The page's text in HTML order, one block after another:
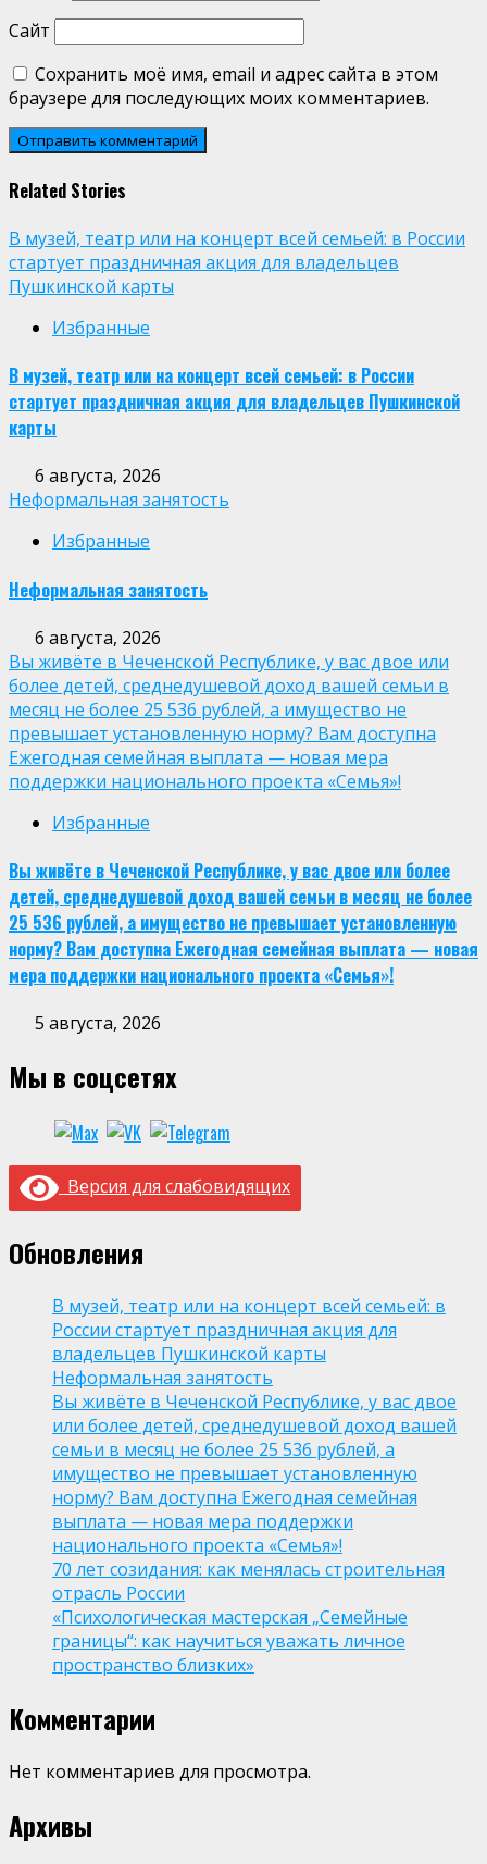
Сайт
Сохранить моё имя, email и адрес сайта в этом
браузере для последующих моих комментариев.
Related Stories
В музей, театр или на концерт всей семьей: в России
стартует праздничная акция для владельцев
Пушкинской карты
Избранные
В музей, театр или на концерт всей семьей: в России
стартует праздничная акция для владельцев Пушкинской
карты
6 августа, 2026
Неформальная занятость
Избранные
Неформальная занятость
6 августа, 2026
Вы живёте в Чеченской Республике, у вас двое или
более детей, среднедушевой доход вашей семьи в
месяц не более 25 536 рублей, а имущество не
превышает установленную норму? Вам доступна
Ежегодная семейная выплата — новая мера
поддержки национального проекта «Семья»!
Избранные
Вы живёте в Чеченской Республике, у вас двое или более
детей, среднедушевой доход вашей семьи в месяц не более
25 536 рублей, а имущество не превышает установленную
норму? Вам доступна Ежегодная семейная выплата — новая
мера поддержки национального проекта «Семья»!
5 августа, 2026
Мы в соцсетях
Версия для слабовидящих
Обновления
В музей, театр или на концерт всей семьей: в
России стартует праздничная акция для
владельцев Пушкинской карты
Неформальная занятость
Вы живёте в Чеченской Республике, у вас двое
или более детей, среднедушевой доход вашей
семьи в месяц не более 25 536 рублей, а
имущество не превышает установленную
норму? Вам доступна Ежегодная семейная
выплата — новая мера поддержки
национального проекта «Семья»!
70 лет созидания: как менялась строительная
отрасль России
«Психологическая мастерская „Семейные
границы“: как научиться уважать личное
пространство близких»
Комментарии
Нет комментариев для просмотра.
Архивы